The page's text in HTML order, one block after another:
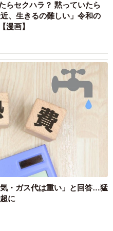
らセクハラ？ 黙っていたら
、生きるの難しい」令和の
漫画】
・ガス代は重い」と回答…猛
に